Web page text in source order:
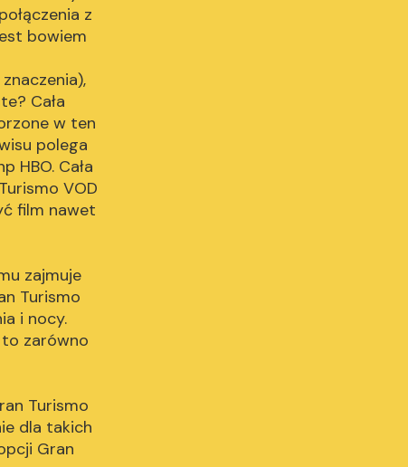
z
bowiem
Cała
w ten
polega
HBO. Cała
VOD
film nawet
zajmuje
Turismo
i nocy.
zarówno
Turismo
dla takich
Gran